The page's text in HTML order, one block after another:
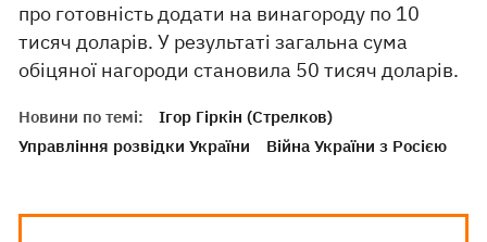
про готовність додати на винагороду по 10
тисяч доларів. У результаті загальна сума
обіцяної нагороди становила 50 тисяч доларів.
Новини по темі:
Ігор Гіркін (Стрелков)
Управління розвідки України
Війна України з Росією